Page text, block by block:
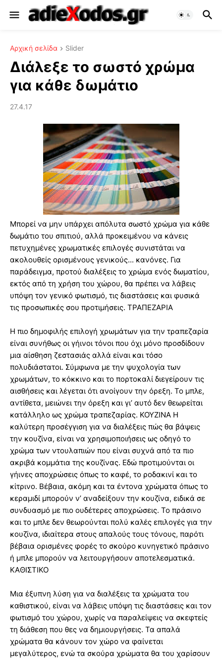
Αρχική σελίδα Slider
Διάλεξε το σωστό χρώμα
για κάθε δωμάτιο
27.4.17
Μπορεί να μην υπάρχει απόλυτα σωστό χρώμα για κάθε
δωμάτιο του σπιτιού, αλλά προκειμένου να κάνεις
πετυχημένες χρωματικές επιλογές συνιστάται να
ακολουθείς ορισμένους γενικούς... κανόνες. Για
παράδειγμα, προτού διαλέξεις το χρώμα ενός δωματίου,
εκτός από τη χρήση του χώρου, θα πρέπει να λάβεις
υπόψη τον γενικό φωτισμό, τις διαστάσεις και φυσικά
τις προσωπικές σου προτιμήσεις. ΤΡΑΠΕΖΑΡΙΑ
Η πιο δημοφιλής επιλογή χρωμάτων για την τραπεζαρία
είναι συνήθως οι γήινοι τόνοι που όχι μόνο προσδίδουν
μια αίσθηση ζεστασιάς αλλά είναι και τόσο
πολυδιάστατοι. Σύμφωνα με την ψυχολογία των
χρωμάτων, το κόκκινο και το πορτοκαλί διεγείρουν τις
αισθήσεις και λέγεται ότι ανοίγουν την όρεξη. Το μπλε,
αντίθετα, μειώνει την όρεξη και γι’ αυτό δεν θεωρείται
κατάλληλο ως χρώμα τραπεζαρίας. ΚΟΥΖΙΝΑ Η
καλύτερη προσέγγιση για να διαλέξεις πώς θα βάψεις
την κουζίνα, είναι να χρησιμοποιήσεις ως οδηγό το
χρώμα των ντουλαπιών που είναι συχνά από τα πιο
ακριβά κομμάτια της κουζίνας. Εδώ προτιμούνται οι
γήινες αποχρώσεις όπως το καφέ, το ροδακινί και το
κίτρινο. Βέβαια, ακόμη και τα έντονα χρώματα όπως το
κεραμιδί μπορούν ν’ αναδείξουν την κουζίνα, ειδικά σε
συνδυασμό με πιο ουδέτερες αποχρώσεις. Το πράσινο
και το μπλε δεν θεωρούνται πολύ καλές επιλογές για την
κουζίνα, ιδιαίτερα στους απαλούς τους τόνους, παρότι
βέβαια ορισμένες φορές το σκούρο κυνηγετικό πράσινο
ή μπλε μπορούν να λειτουργήσουν αποτελεσματικά.
ΚΑΘΙΣΤΙΚΟ
Μια έξυπνη λύση για να διαλέξεις τα χρώματα του
καθιστικού, είναι να λάβεις υπόψη τις διαστάσεις και τον
φωτισμό του χώρου, χωρίς να παραλείψεις να σκεφτείς
τη διάθεση που θες να δημιουργήσεις. Τα απαλά
χρώματα θα κάνουν τον χώρο να φαίνεται
μεγαλύτερος, ενώ τα σκούρα χρώματα θα του χαρίσουν